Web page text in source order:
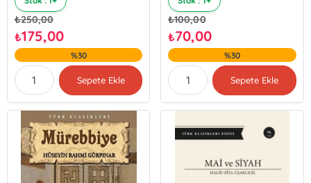
₺250,00
₺175,00
%30
Sepete Ekle
₺100,00
₺70,00
%30
Sepete Ekle